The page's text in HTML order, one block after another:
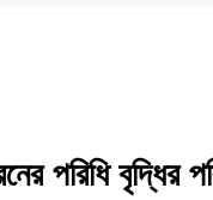
বৃদ্ধির